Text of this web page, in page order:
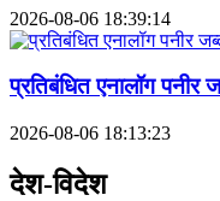
2026-08-06 18:39:14
प्रतिबंधित एनालॉग
2026-08-06 18:13:23
देश-विदेश